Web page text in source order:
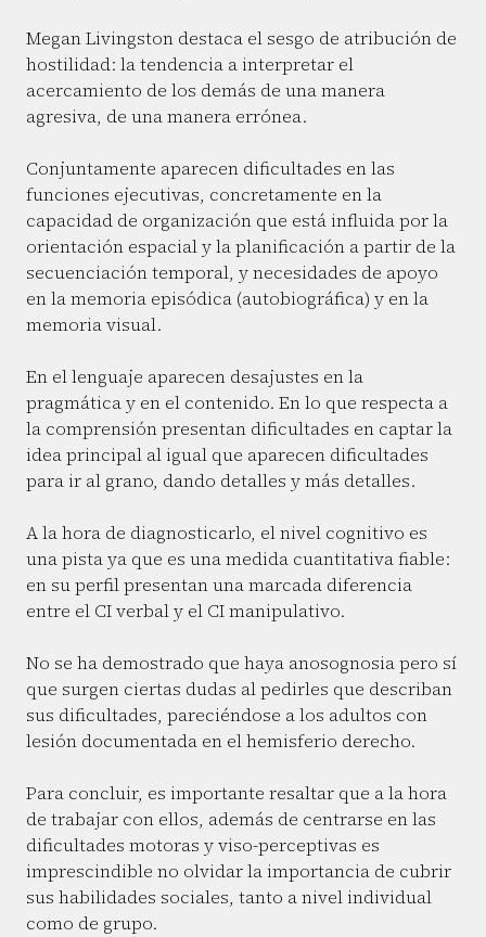
Megan Livingston destaca el sesgo de atribución de
hostilidad: la tendencia a interpretar el
acercamiento de los demás de una manera
agresiva, de una manera errónea.
Conjuntamente aparecen dificultades en las
funciones ejecutivas, concretamente en la
capacidad de organización que está influida por la
orientación espacial y la planificación a partir de la
secuenciación temporal, y necesidades de apoyo
en la memoria episódica (autobiográfica) y en la
memoria visual.
En el lenguaje aparecen desajustes en la
pragmática y en el contenido. En lo que respecta a
la comprensión presentan dificultades en captar la
idea principal al igual que aparecen dificultades
para ir al grano, dando detalles y más detalles.
A la hora de diagnosticarlo, el nivel cognitivo es
una pista ya que es una medida cuantitativa fiable:
en su perfil presentan una marcada diferencia
entre el CI verbal y el CI manipulativo.
No se ha demostrado que haya anosognosia pero sí
que surgen ciertas dudas al pedirles que describan
sus dificultades, pareciéndose a los adultos con
lesión documentada en el hemisferio derecho.
Para concluir, es importante resaltar que a la hora
de trabajar con ellos, además de centrarse en las
dificultades motoras y viso-perceptivas es
imprescindible no olvidar la importancia de cubrir
sus habilidades sociales, tanto a nivel individual
como de grupo.